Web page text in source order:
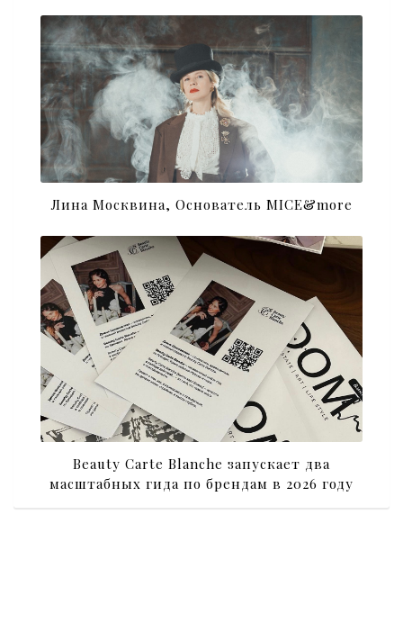
Лина Москвина, Основатель MICE&more
Beauty Carte Blanche запускает два
масштабных гида по брендам в 2026 году